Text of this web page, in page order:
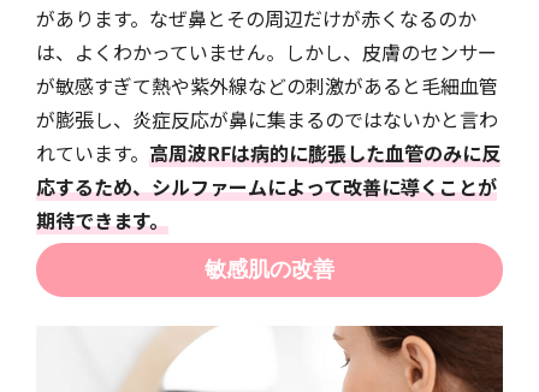
があります。なぜ鼻とその周辺だけが赤くなるのか
は、よくわかっていません。しかし、皮膚のセンサー
が敏感すぎて熱や紫外線などの刺激があると毛細血管
が膨張し、炎症反応が鼻に集まるのではないかと言わ
れています。 高周波RFは病的に膨張した血管のみに反
応するため、シルファームによって改善に導くことが
期待できます。
敏感肌の改善